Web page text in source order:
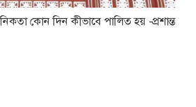
কোন দিন কীভাবে পালিত হয় -প্রশান্ত